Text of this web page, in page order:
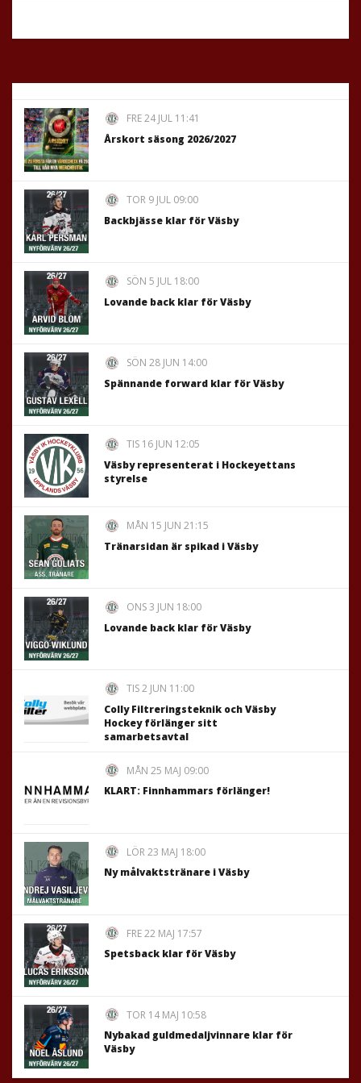
FRE 24 JUL 11:41
Årskort säsong 2026/2027
TOR 9 JUL 09:00
Backbjässe klar för Väsby
SÖN 5 JUL 18:00
Lovande back klar för Väsby
SÖN 28 JUN 14:00
Spännande forward klar för Väsby
TIS 16 JUN 12:05
Väsby representerat i Hockeyettans
styrelse
MÅN 15 JUN 21:15
Tränarsidan är spikad i Väsby
ONS 3 JUN 18:00
Lovande back klar för Väsby
TIS 2 JUN 11:00
Colly Filtreringsteknik och Väsby
Hockey förlänger sitt
samarbetsavtal
MÅN 25 MAJ 09:00
KLART: Finnhammars förlänger!
LÖR 23 MAJ 18:00
Ny målvaktstränare i Väsby
FRE 22 MAJ 17:57
Spetsback klar för Väsby
TOR 14 MAJ 10:58
Nybakad guldmedaljvinnare klar för
Väsby